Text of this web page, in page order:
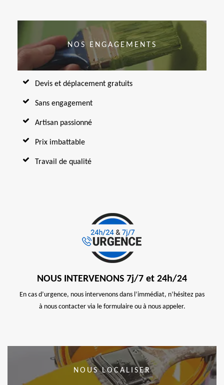
NOS ENGAGEMENTS
Devis et déplacement gratuits
Sans engagement
Artisan passionné
Prix imbattable
Travail de qualité
NOUS INTERVENONS 7j/7 et 24h/24
En cas d’urgence, nous intervenons dans l’immédiat, n’hésitez pas
à nous contacter via le formulaire ou à nous appeler.
NOUS LOCALISER